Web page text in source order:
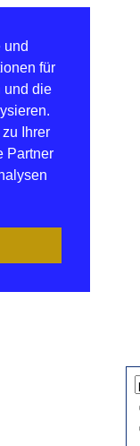
und
für
und die
Ihrer
Partner